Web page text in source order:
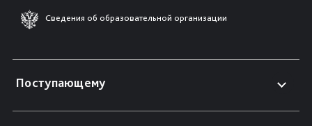
Сведения об образовательной организации
Поступающему